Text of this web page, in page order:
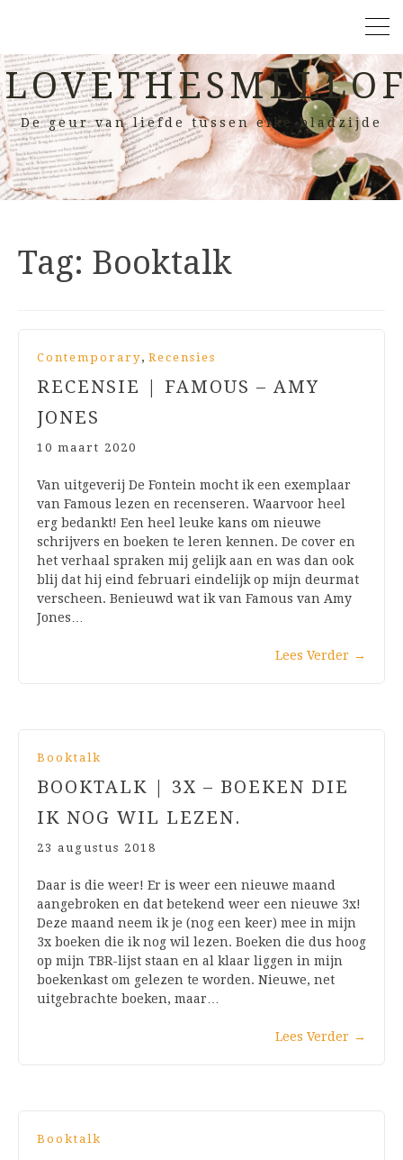
De geur van liefde tussen elke bladzijde
Tag: Booktalk
Contemporary, Recensies
RECENSIE | FAMOUS – AMY
JONES
10 maart 2020
Van uitgeverij De Fontein mocht ik een exemplaar
van Famous lezen en recenseren. Waarvoor heel
erg bedankt! Een heel leuke kans om nieuwe
schrijvers en boeken te leren kennen. De cover en
het verhaal spraken mij gelijk aan en was dan ook
blij dat hij eind februari eindelijk op mijn deurmat
verscheen. Benieuwd wat ik van Famous van Amy
Jones…
Lees Verder →
Booktalk
BOOKTALK | 3X – BOEKEN DIE
IK NOG WIL LEZEN.
23 augustus 2018
Daar is die weer! Er is weer een nieuwe maand
aangebroken en dat betekend weer een nieuwe 3x!
Deze maand neem ik je (nog een keer) mee in mijn
3x boeken die ik nog wil lezen. Boeken die dus hoog
op mijn TBR-lijst staan en al klaar liggen in mijn
boekenkast om gelezen te worden. Nieuwe, net
uitgebrachte boeken, maar…
Lees Verder →
Booktalk